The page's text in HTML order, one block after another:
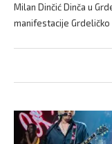
Milan Dinčić Dinča u
manifestacije